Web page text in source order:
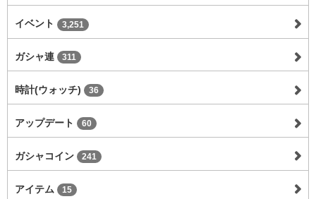
イベント 3,251
ガシャ連 311
時計(ウォッチ) 36
アップデート 60
ガシャコイン 241
アイテム 15